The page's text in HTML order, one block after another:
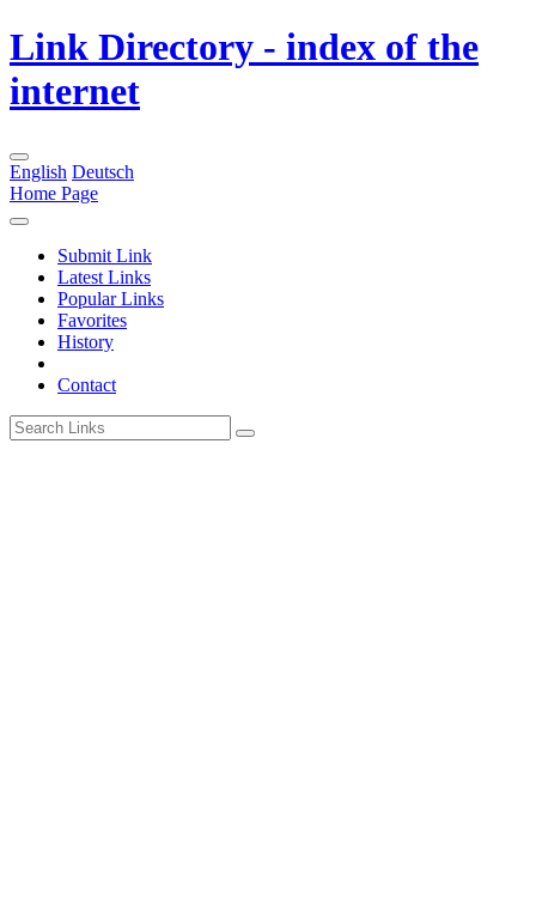
Link Directory - index of the
internet
English Deutsch
Home Page
Submit Link
Latest Links
Popular Links
Favorites
History
Contact